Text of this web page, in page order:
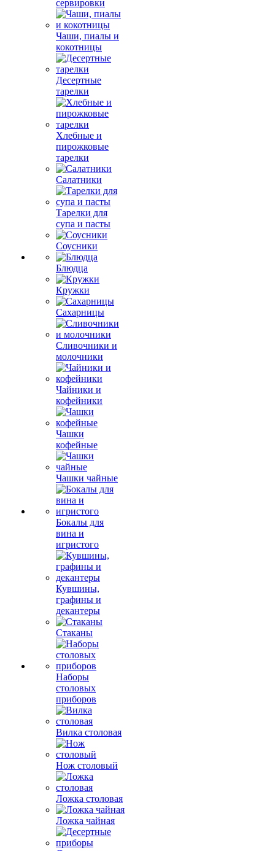
сервировки
Чаши, пиалы и
кокотницы
Десертные
тарелки
Хлебные и
пирожковые
тарелки
Салатники
Тарелки для
супа и пасты
Соусники
Блюдца
Кружки
Сахарницы
Сливочники и
молочники
Чайники и
кофейники
Чашки
кофейные
Чашки чайные
Бокалы для
вина и
игристого
Кувшины,
графины и
декантеры
Стаканы
Наборы
столовых
приборов
Вилка столовая
Нож столовый
Ложка столовая
Ложка чайная